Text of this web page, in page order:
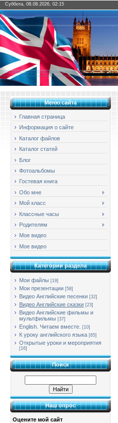
Суббота, 08.08.2026, 02:15
Меню сайта
Главная страница
Информация о сайте
Каталог файлов
Каталог статей
Блог
Фотоальбомы
Гостевая книга
Обо мне
Мой класс
Классные часы
Родителям
Мое видео
Мое видео
Категории раздела
Мои файлы [19]
Мои презентации [58]
Видео Английские песенки [32]
Видео Английские сказки [23]
Видео Английские фильмы и
мультфильмы [37]
English. Читаем вместе. [10]
К уроку английского языка [65]
Открытые уроки и мероприятия
[16]
Поиск
Наш опрос
Оцените мой сайт